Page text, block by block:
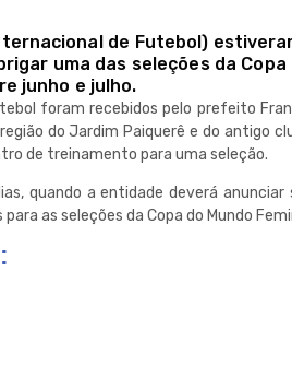
de Futebol)
uma das seleções da Copa
junho e julho.
foram recebidos pelo prefeito
do Jardim Paiquerê e do antigo
de treinamento para uma seleção.
quando a entidade deverá anunciar
as seleções da Copa do Mundo